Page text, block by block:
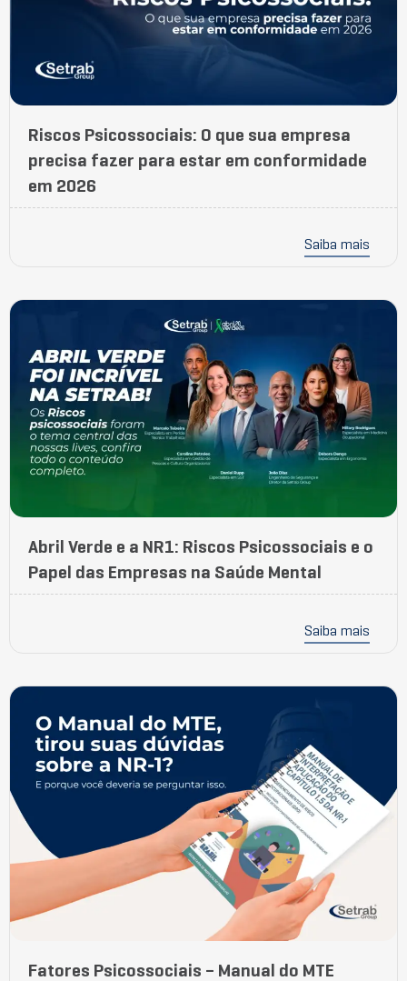
Riscos Psicossociais: O que sua empresa
precisa fazer para estar em conformidade
em 2026
Saiba mais
Abril Verde e a NR1: Riscos Psicossociais e o
Papel das Empresas na Saúde Mental
Saiba mais
Fatores Psicossociais – Manual do MTE